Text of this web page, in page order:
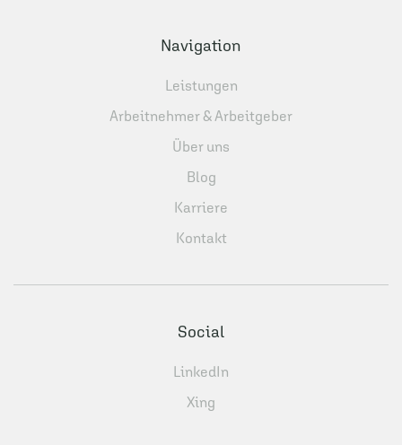
Navigation
Leistungen
Arbeitnehmer & Arbeitgeber
Über uns
Blog
Karriere
Kontakt
Social
LinkedIn
Xing